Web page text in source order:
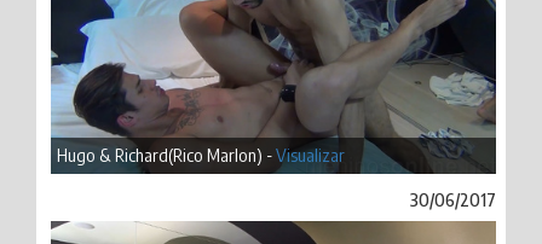
Hugo & Richard(Rico Marlon) -Visualizar
30/06/2017